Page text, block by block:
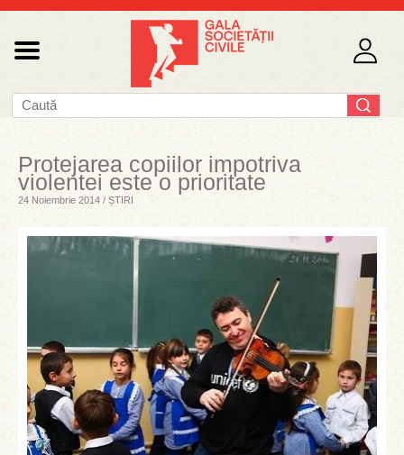
Protejarea copiilor impotriva
violentei este o prioritate
24 Noiembrie 2014 / ȘTIRI